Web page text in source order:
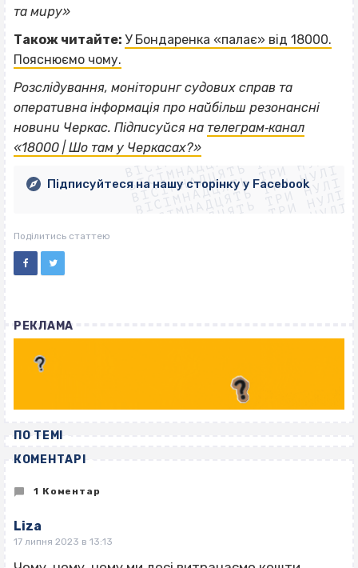
та миру»
Також читайте: У Бондаренка «палає» від 18000.
Пояснюємо чому.
Розслідування, моніторинг судових справ та
оперативна інформація про найбільш резонансні
новини Черкас. Підписуйся на телеграм‐канал
«18000 | Шо там у Черкасах?»ВІСІМНАДЦЯТЬ ТРИ НУЛІ
ВІСІМНАДЦЯТЬ ТРИ НУЛІ
ВІСІМНАДЦЯТЬ ТРИ НУЛІ
ВІСІМНАДЦЯТЬ ТРИ НУЛІ
ВІСІМНАДЦЯТЬ ТРИ НУЛІ
ВІСІМНАДЦЯТЬ ТРИ НУЛІ
ВІСІМНАДЦЯТЬ ТРИ НУЛІ
ВІСІМНАДЦЯТЬ ТРИ НУЛІ
Підписуйтеся на нашу сторінку у Facebook
Поділитись статтею
РЕКЛАМА
ПО ТЕМІ
КОМЕНТАРІ
1 Коментар
Liza
17 липня 2023 в 13:13